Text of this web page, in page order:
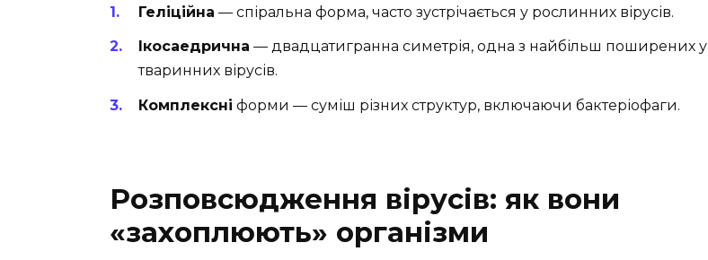
Геліційна — спіральна форма, часто зустрічається у рослинних вірусів.
Ікосаедрична — двадцатигранна симетрія, одна з найбільш поширених у
тваринних вірусів.
Комплексні форми — суміш різних структур, включаючи бактеріофаги.
Розповсюдження вірусів: як вони
«захоплюють» організми